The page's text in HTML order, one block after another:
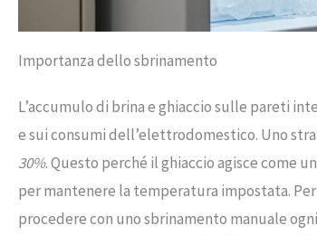
Importanza dello sbrinamento
L’accumulo di brina e ghiaccio sulle pareti
e sui consumi dell’elettrodomestico. Uno
30%. Questo perché il ghiaccio agisce come
per mantenere la temperatura impostata.
procedere con uno sbrinamento manuale